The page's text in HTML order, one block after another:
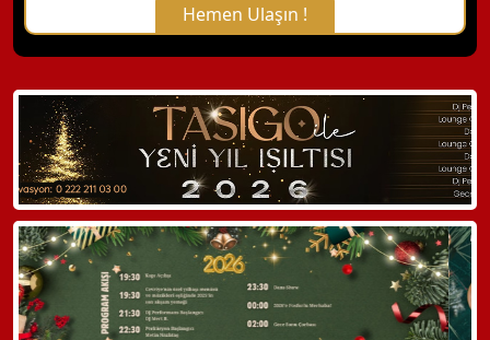
Hemen Ulaşın !
X Kapat
WhatsApp ile Bilgi Alın
Hemen Arayın
Detaylı Bilgi Alın